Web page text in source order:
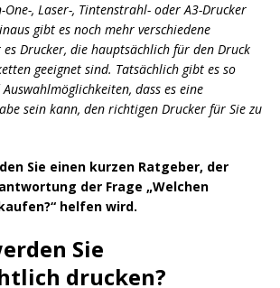
, Laser-, Tintenstrahl- oder A3-Drucker
gibt es noch mehr verschiedene
Drucker, die hauptsächlich für den Druck
geeignet sind. Tatsächlich gibt es so
dass es eine
sein kann, den richtigen Drucker für Sie zu
Sie einen kurzen Ratgeber, der
der Frage „Welchen
helfen wird.
Sie
drucken?